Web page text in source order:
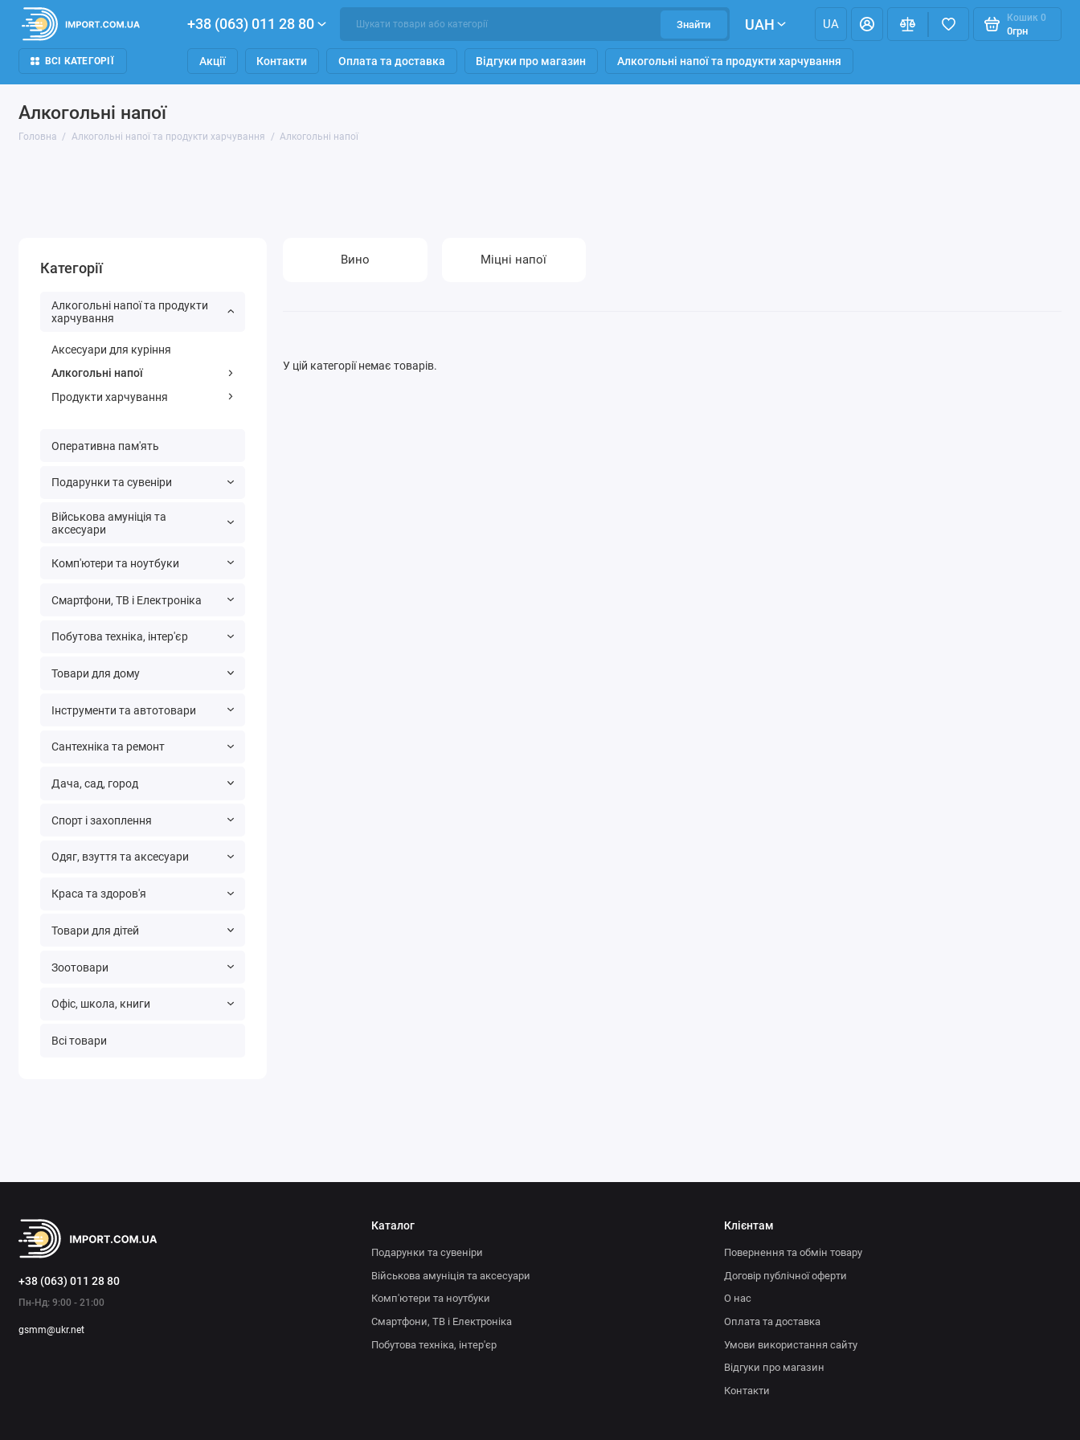
+38 (063) 011 28 80 Знайти UAH UA Кошик 0
0грн
ВСІ КАТЕГОРІЇ Акції Контакти Оплата та доставка Відгуки про магазин Алкогольні напої та продукти харчування
Алкогольні напої
Головна Алкогольні напої та продукти харчування Алкогольні напої
Категорії
Алкогольні напої та продукти
харчування
Аксесуари для куріння
Алкогольні напої
Продукти харчування
Оперативна пам'ять
Подарунки та сувеніри
Військова амуніція та
аксесуари
Комп'ютери та ноутбуки
Смартфони, ТВ і Електроніка
Побутова техніка, інтер'єр
Товари для дому
Інструменти та автотовари
Сантехніка та ремонт
Дача, сад, город
Спорт і захоплення
Одяг, взуття та аксесуари
Краса та здоров'я
Товари для дітей
Зоотовари
Офіс, школа, книги
Всі товари
Вино Міцні напої
У цій категорії немає товарів.
+38 (063) 011 28 80
Пн-Нд: 9:00 - 21:00
gsmm@ukr.net
Каталог
Подарунки та сувеніри
Військова амуніція та аксесуари
Комп'ютери та ноутбуки
Смартфони, ТВ і Електроніка
Побутова техніка, інтер'єр
Клієнтам
Повернення та обмін товару
Договір публічної оферти
О нас
Оплата та доставка
Умови використання сайту
Відгуки про магазин
Контакти